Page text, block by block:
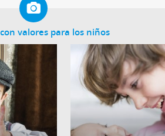
valores para los niños